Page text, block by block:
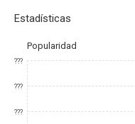
Estadísticas
Popularidad
???
???
???